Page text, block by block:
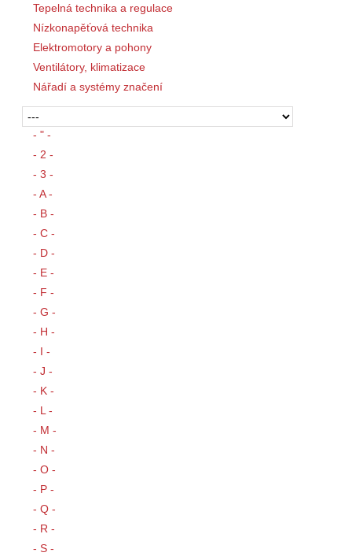
Tepelná technika a regulace
Nízkonapěťová technika
Elektromotory a pohony
Ventilátory, klimatizace
Nářadí a systémy značení
- " -
- 2 -
- 3 -
- A -
- B -
- C -
- D -
- E -
- F -
- G -
- H -
- I -
- J -
- K -
- L -
- M -
- N -
- O -
- P -
- Q -
- R -
- S -